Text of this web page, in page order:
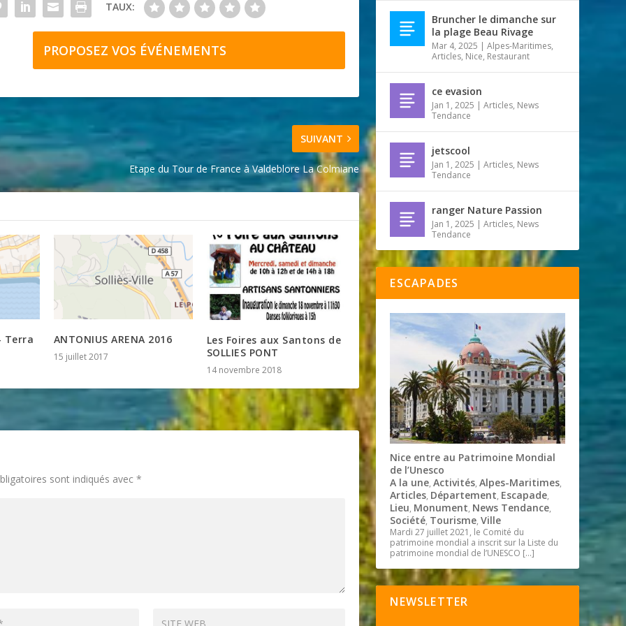
TAUX:
PROPOSEZ VOS ÉVÉNEMENTS
SUIVANT
Etape du Tour de France à Valdeblore La Colmiane
Terra ANTONIUS ARENA 2016
15 juillet 2017
Les Foires aux Santons de
SOLLIES PONT
14 novembre 2018
sont indiqués avec*
Bruncher le dimanche sur
la plage Beau Rivage
Mar 4, 2025 |Alpes-Maritimes,
Articles, Nice, Restaurant
ce evasion
Jan 1, 2025 |Articles, News
Tendance
jetscool
Jan 1, 2025 |Articles, News
Tendance
ranger Nature Passion
Jan 1, 2025 |Articles, News
Tendance
ESCAPADES
Nice entre au Patrimoine Mondial
de l’Unesco
A la une,Activités,Alpes-Maritimes,
Articles, Département, Escapade,
Lieu, Monument, News Tendance,
Société, Tourisme,Ville
Mardi 27 juillet 2021, le Comité du
patrimoine mondial a inscrit sur la Liste du
patrimoine mondial de l’UNESCO […]
NEWSLETTER